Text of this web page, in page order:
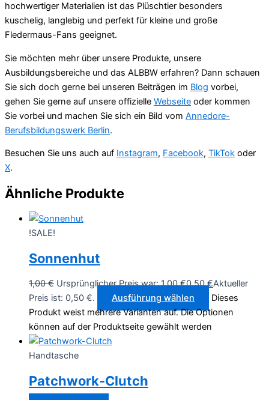
hochwertiger Materialien ist das Plüschtier besonders
kuschelig, langlebig und perfekt für kleine und große
Fledermaus-Fans geeignet.
Sie möchten mehr über unsere Produkte, unsere
Ausbildungsbereiche und das ALBBW erfahren? Dann schauen
Sie sich doch gerne bei unseren Beiträgen im Blog vorbei,
gehen Sie gerne auf unsere offizielle Webseite oder kommen
Sie vorbei und machen Sie sich ein Bild vom Annedore-
Berufsbildungswerk Berlin.
Besuchen Sie uns auch auf Instagram, Facebook, TikTok oder
X.
Ähnliche Produkte
!SALE!
Sonnenhut
1,00€ Ursprünglicher Preis war: 1,00 €0,50€Aktueller
Preis ist: 0,50 €.
Ausführung wählen
Dieses
Produkt weist mehrere Varianten auf. Die Optionen
können auf der Produktseite gewählt werden
Handtasche
Patchwork-Clutch